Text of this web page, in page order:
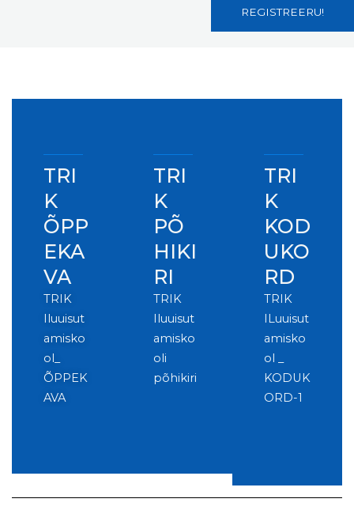
REGISTREERU!
TRI
K
ÕPP
EKA
VA
TRIK
Iluuisut
amisko
ol_
ÕPPEK
AVA
TRI
K
PÕ
HIKI
RI
TRIK
Iluuisut
amisko
oli
põhikiri
TRI
K
KOD
UKO
RD
TRIK
ILuuisut
amisko
ol _
KODUK
ORD-1